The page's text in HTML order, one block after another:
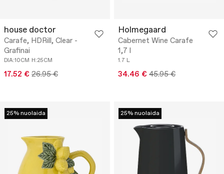
house doctor
Carafe, HDRill, Clear -
Grafinai
DIA:10CM H:25CM
17.52 € 26.95 €
Holmegaard
Cabernet Wine Carafe
1,7 l
1.7 L
34.46 € 45.95 €
25% nuolaida 25% nuolaida